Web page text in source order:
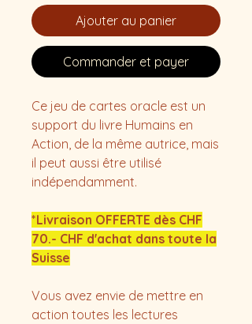
Ajouter au panier
Commander et payer
Ce jeu de cartes oracle est un
support du livre Humains en
Action, de la même autrice, mais
il peut aussi être utilisé
indépendamment.
*Livraison OFFERTE dès CHF
70.- CHF d'achat dans toute la
Suisse
Vous avez envie de mettre en
action toutes les lectures